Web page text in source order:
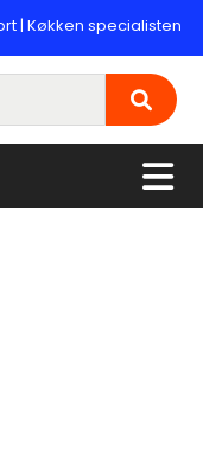
| Køkken specialisten